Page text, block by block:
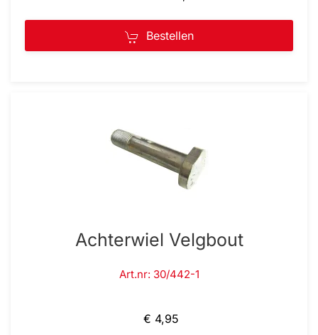
Bestellen
Achterwiel Velgbout
Art.nr: 30/442-1
€ 4,95